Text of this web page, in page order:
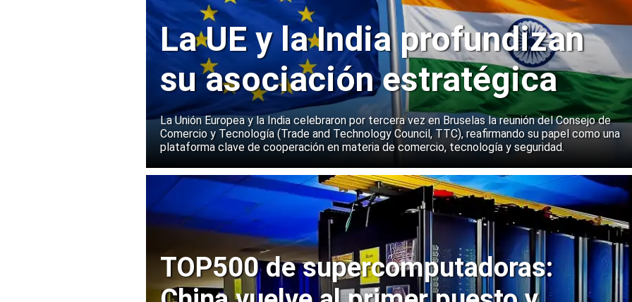
La UE y la India profundizan
su asociación estratégica
La Unión Europea y la India celebraron por tercera vez en Bruselas la reunión del Consejo de
Comercio y Tecnología (Trade and Technology Council, TTC), reafirmando su papel como una
plataforma clave de cooperación en materia de comercio, tecnología y seguridad.
TOP500 de supercomputadoras: